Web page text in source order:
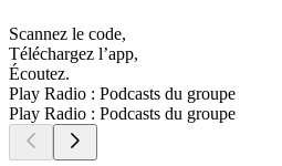
Scannez le code,
Téléchargez l’app,
Écoutez.
Play Radio : Podcasts du groupe
Play Radio : Podcasts du groupe